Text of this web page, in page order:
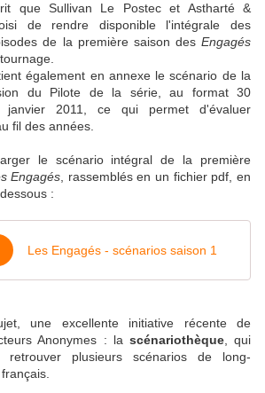
que Sullivan Le Postec et Astharté &
de rendre disponible l'intégrale des
de la première saison des Engagés
également en annexe le scénario de la
du Pilote de la série, au format 30
janvier 2011, ce qui permet d'évaluer
fil des années.
le scénario intégral de la première
Engagés , rassemblés en un fichier pdf, en
:
Les Engagés - scénarios saison 1
une excellente initiative récente de
Anonymes : la scénariothèque, qui
plusieurs scénarios de long-